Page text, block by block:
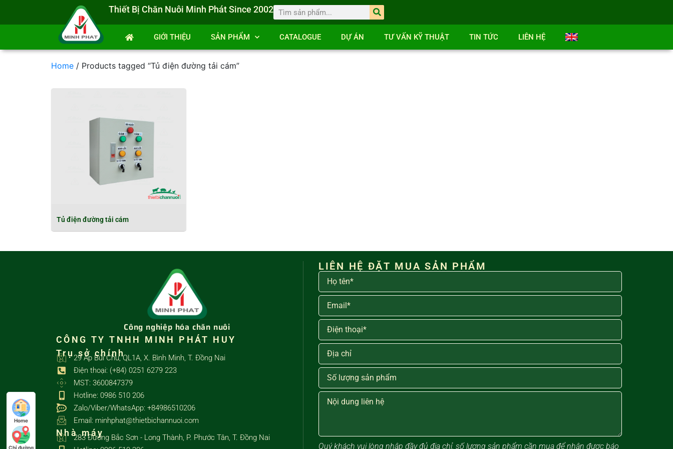
Thiết Bị Chăn Nuôi Minh Phát Since 2002
GIỚI THIỆU SẢN PHẨM CATALOGUE DỰ ÁN TƯ VẤN KỸ THUẬT TIN TỨC LIÊN HỆ
Home / Products tagged “Tủ điện đường tải cám”
Tủ điện đường tải cám
Công nghiệp hóa chăn nuôi
CÔNG TY TNHH MINH PHÁT HUY
Trụ sở chính
29 Ấp Bùi Chu, QL1A, X. Bình Minh, T. Đồng Nai
Điện thoại: (+84) 0251 6279 223
MST: 3600847379
Hotline: 0986 510 206
Zalo/Viber/WhatsApp: +84986510206
Email: minhphat@thietbichannuoi.com
Nhà máy
283 Đường Bắc Sơn - Long Thành, P. Phước Tân, T. Đồng Nai
LIÊN HỆ ĐẶT MUA SẢN PHẨM
Quý khách vui lòng ​nhập đầy đủ địa chỉ, số lượng sản phẩm cần mua để nhận được báo
Home
Chỉ đường